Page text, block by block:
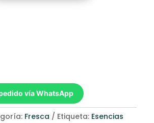
vía WhatsApp
Fresca Etiqueta: Esencias